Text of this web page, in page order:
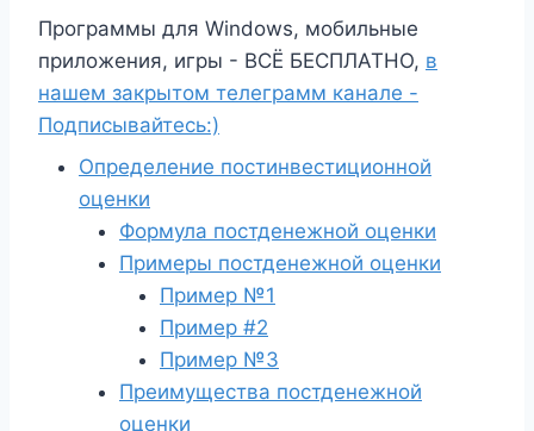
Программы для Windows, мобильные
приложения, игры - ВСЁ БЕСПЛАТНО, в
нашем закрытом телеграмм канале -
Подписывайтесь:)
Определение постинвестиционной
оценки
Формула постденежной оценки
Примеры постденежной оценки
Пример №1
Пример #2
Пример №3
Преимущества постденежной
оценки